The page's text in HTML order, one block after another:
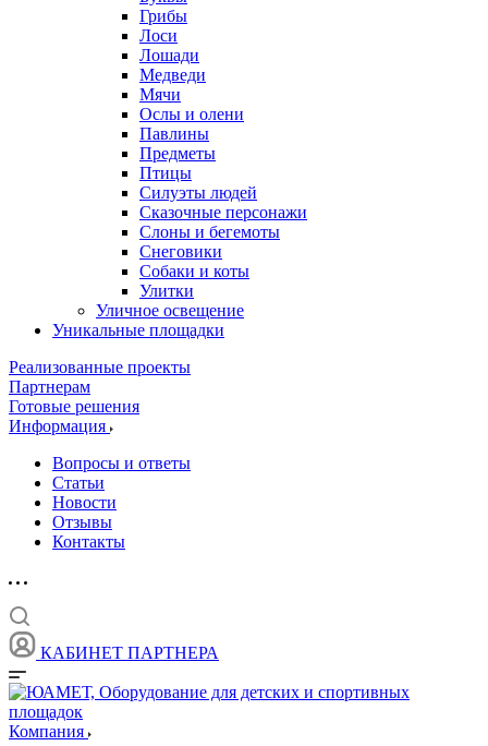
Грибы
Лоси
Лошади
Медведи
Мячи
Ослы и олени
Павлины
Предметы
Птицы
Силуэты людей
Сказочные персонажи
Слоны и бегемоты
Снеговики
Собаки и коты
Улитки
Уличное освещение
Уникальные площадки
Реализованные проекты
Партнерам
Готовые решения
Информация
Вопросы и ответы
Статьи
Новости
Отзывы
Контакты
КАБИНЕТ ПАРТНЕРА
Компания